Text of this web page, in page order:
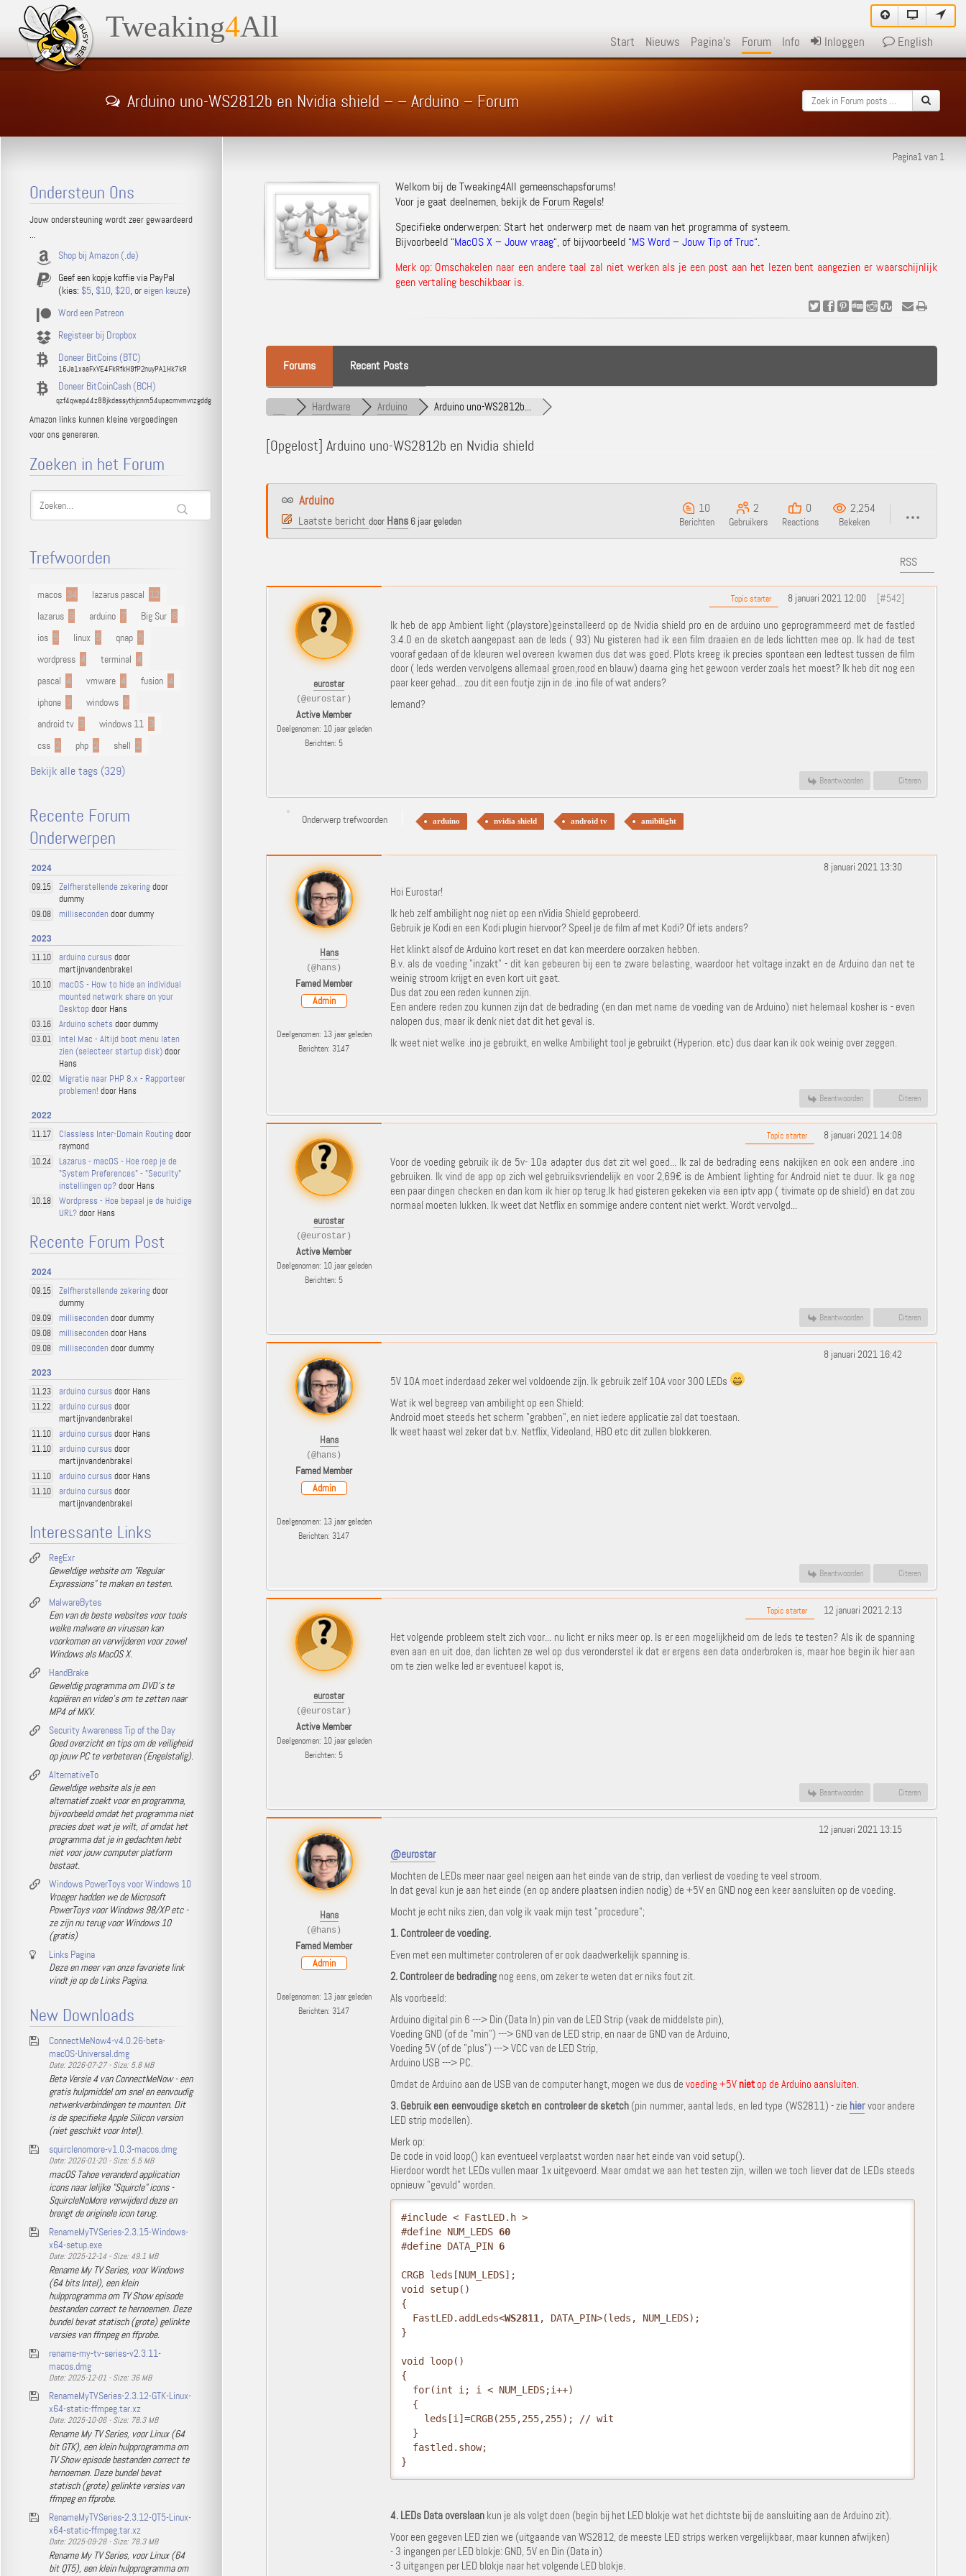
Tweaking4All Start Nieuws Pagina's Forum Info Inloggen English
Arduino uno-WS2812b en Nvidia shield – – Arduino – Forum
Pagina1 van 1
Welkom bij de Tweaking4All gemeenschapsforums!
Voor je gaat deelnemen, bekijk de Forum Regels!
Specifieke onderwerpen: Start het onderwerp met de naam van het programma of systeem.
Bijvoorbeeld “MacOS X – Jouw vraag“, of bijvoorbeeld “MS Word – Jouw Tip of Truc“.
Merk op: Omschakelen naar een andere taal zal niet werken als je een post aan het lezen bent aangezien er waarschijnlijk
geen vertaling beschikbaar is.
Forums Recent Posts
Hardware Arduino Arduino uno-WS2812b...
[Opgelost] Arduino uno-WS2812b en Nvidia shield
Arduino
Laatste bericht door Hans 6 jaar geleden
10
Berichten
2
Gebruikers
0
Reactions
2,254
Bekeken
RSS
eurostar
(@eurostar)
Active Member
Deelgenomen: 10 jaar geleden
Berichten: 5
Topic starter 8 januari 2021 12:00 [#542]
Ik heb de app Ambient light (playstore)geinstalleerd op de Nvidia shield pro en de arduino uno geprogrammeerd met de fastled
3.4.0 en de sketch aangepast aan de leds ( 93) Nu gisteren had ik een film draaien en de leds lichtten mee op. Ik had de test
vooraf gedaan of de kleuren wel overeen kwamen dus dat was goed. Plots kreeg ik precies spontaan een ledtest tussen de film
door ( leds werden vervolgens allemaal groen,rood en blauw) daarna ging het gewoon verder zoals het moest? Ik heb dit nog een
paar keer gehad... zou dit een foutje zijn in de .ino file of wat anders?
Iemand?
Beantwoorden Citeren
Onderwerp trefwoorden arduino nvidia shield android tv amibilight
Hans
(@hans)
Famed Member
Admin
Deelgenomen: 13 jaar geleden
Berichten: 3147
8 januari 2021 13:30
Hoi Eurostar!
Ik heb zelf ambilight nog niet op een nVidia Shield geprobeerd.
Gebruik je Kodi en een Kodi plugin hiervoor? Speel je de film af met Kodi? Of iets anders?
Het klinkt alsof de Arduino kort reset en dat kan meerdere oorzaken hebben.
B.v. als de voeding "inzakt" - dit kan gebeuren bij een te zware belasting, waardoor het voltage inzakt en de Arduino dan net te
weinig stroom krijgt en even kort uit gaat.
Dus dat zou een reden kunnen zijn.
Een andere reden zou kunnen zijn dat de bedrading (en dan met name de voeding van de Arduino) niet helemaal kosher is - even
nalopen dus, maar ik denk niet dat dit het geval is.
Ik weet niet welke .ino je gebruikt, en welke Ambilight tool je gebruikt (Hyperion. etc) dus daar kan ik ook weinig over zeggen.
Beantwoorden Citeren
eurostar
(@eurostar)
Active Member
Deelgenomen: 10 jaar geleden
Berichten: 5
Topic starter 8 januari 2021 14:08
Voor de voeding gebruik ik de 5v- 10a adapter dus dat zit wel goed... Ik zal de bedrading eens nakijken en ook een andere .ino
gebruiken. Ik vind de app op zich wel gebruiksvriendelijk en voor 2,69€ is de Ambient lighting for Android niet te duur. Ik ga nog
een paar dingen checken en dan kom ik hier op terug.Ik had gisteren gekeken via een iptv app ( tivimate op de shield) en dat zou
normaal moeten lukken. Ik weet dat Netflix en sommige andere content niet werkt. Wordt vervolgd...
Beantwoorden Citeren
Hans
(@hans)
Famed Member
Admin
Deelgenomen: 13 jaar geleden
Berichten: 3147
8 januari 2021 16:42
5V 10A moet inderdaad zeker wel voldoende zijn. Ik gebruik zelf 10A voor 300 LEDs
Wat ik wel begreep van ambilight op een Shield:
Android moet steeds het scherm "grabben", en niet iedere applicatie zal dat toestaan.
Ik weet haast wel zeker dat b.v. Netflix, Videoland, HBO etc dit zullen blokkeren.
Beantwoorden Citeren
eurostar
(@eurostar)
Active Member
Deelgenomen: 10 jaar geleden
Berichten: 5
Topic starter 12 januari 2021 2:13
Het volgende probleem stelt zich voor... nu licht er niks meer op. Is er een mogelijkheid om de leds te testen? Als ik de spanning
even aan en uit doe, dan lichten ze wel op dus veronderstel ik dat er ergens een data onderbroken is, maar hoe begin ik hier aan
om te zien welke led er eventueel kapot is,
Beantwoorden Citeren
Hans
(@hans)
Famed Member
Admin
Deelgenomen: 13 jaar geleden
Berichten: 3147
12 januari 2021 13:15
@eurostar
Mochten de LEDs meer naar geel neigen aan het einde van de strip, dan verliest de voeding te veel stroom.
In dat geval kun je aan het einde (en op andere plaatsen indien nodig) de +5V en GND nog een keer aansluiten op de voeding.
Mocht je echt niks zien, dan volg ik vaak mijn test "procedure";
1. Controleer de voeding.
Even met een multimeter controleren of er ook daadwerkelijk spanning is.
2. Controleer de bedradingnog eens, om zeker te weten dat er niks fout zit.
Als voorbeeld:
Arduino digital pin 6 ---> Din (Data In) pin van de LED Strip (vaak de middelste pin),
Voeding GND (of de "min") ---> GND van de LED strip, en naar de GND van de Arduino,
Voeding 5V (of de "plus") ---> VCC van de LED Strip,
Arduino USB ---> PC.
Omdat de Arduino aan de USB van de computer hangt, mogen we dus de voeding +5V nietop de Arduino aansluiten.
3. Gebruik een eenvoudige sketch en controleer de sketch (pin nummer, aantal leds, en led type (WS2811) - zie hiervoor andere
LED strip modellen).
Merk op:
De code in void loop() kan eventueel verplaatst worden naar het einde van void setup().
Hierdoor wordt het LEDs vullen maar 1x uitgevoerd. Maar omdat we aan het testen zijn, willen we toch liever dat de LEDs steeds
opnieuw "gevuld" worden.
#include < FastLED.h >
#define NUM_LEDS 60
#define DATA_PIN 6
CRGB leds[NUM_LEDS];
void setup()
{
  FastLED.addLeds<
WS2811 , DATA_PIN>(leds, NUM_LEDS);
}
void loop()
{
  for(int i; i < NUM_LEDS;i++)
  {
    leds[i]=CRGB(255,255,255); // wit
  }
  fastled.show;
}
4. LEDs Data overslaankun je als volgt doen (begin bij het LED blokje wat het dichtste bij de aansluiting aan de Arduino zit).
Voor een gegeven LED zien we (uitgaande van WS2812, de meeste LED strips werken vergelijkbaar, maar kunnen afwijken)
- 3 ingangen per LED blokje: GND, 5V en Din (Data in)
- 3 uitgangen per LED blokje naar het volgende LED blokje.
Ondersteun Ons
Jouw ondersteuning wordt zeer gewaardeerd
...
Shop bij Amazon (.de)
Geef een kopje koffie via PayPal
(kies: $5, $10, $20, or eigen keuze)
Word een Patreon
Registeer bij Dropbox
Doneer BitCoins (BTC)
16Ja1xaaFxVE4FkRfkH9fP2nuyPA1Hk7kR
Doneer BitCoinCash (BCH)
qzf4qwap44z88jkdassythjcnm54upacmvmvnzgddg
Amazon links kunnen kleine vergoedingen
voor ons genereren.
Zoeken in het Forum
Trefwoorden
macos 34 lazarus pascal 12
lazarus 9 arduino 7 Big Sur 6
ios 5 linux 5 qnap 5
wordpress 4 terminal 4
pascal 4 vmware 4 fusion 4
iphone 3 windows 3
android tv 3 windows 11 3
css 2 php 2 shell 2
Bekijk alle tags (329)
Recente Forum
Onderwerpen
2024
09.15 Zelfherstellende zekeringdoor
dummy
09.08 milliseconden door dummy
2023
11.10 arduino cursus door
martijnvandenbrakel
10.10
macOS - How to hide an individual
mounted network share on your
Desktop door Hans
03.16 Arduino schets door dummy
03.01
Intel Mac - Altijd boot menu laten
zien (selecteer startup disk)door
Hans
02.02
Migratie naar PHP 8.x - Rapporteer
problemen! door Hans
2022
11.17 Classless Inter-Domain Routingdoor
raymond
10.24
Lazarus - macOS - Hoe roep je de
"System Preferences" - "Security"
instellingen op?door Hans
10.18
Wordpress - Hoe bepaal je de huidige
URL?door Hans
Recente Forum Post
2024
09.15 Zelfherstellende zekeringdoor
dummy
09.09 milliseconden door dummy
09.08 milliseconden door Hans
09.08 milliseconden door dummy
2023
11.23 arduino cursus door Hans
11.22 arduino cursus door
martijnvandenbrakel
11.10 arduino cursus door Hans
11.10 arduino cursus door
martijnvandenbrakel
11.10 arduino cursus door Hans
11.10 arduino cursus door
martijnvandenbrakel
Interessante Links
RegExr
Geweldige website om "Regular
Expressions" te maken en testen.
MalwareBytes
Een van de beste websites voor tools
welke malware en virussen kan
voorkomen en verwijderen voor zowel
Windows als MacOS X.
HandBrake
Geweldig programma om DVD's te
kopiëren en video's om te zetten naar
MP4 of MKV.
Security Awareness Tip of the Day
Goed overzicht en tips om de veiligheid
op jouw PC te verbeteren (Engelstalig).
AlternativeTo
Geweldige website als je een
alternatief zoekt voor en programma,
bijvoorbeeld omdat het programma niet
precies doet wat je wilt, of omdat het
programma dat je in gedachten hebt
niet voor jouw computer platform
bestaat.
Windows PowerToys voor Windows 10
Vroeger hadden we de Microsoft
PowerToys voor Windows 98/XP etc -
ze zijn nu terug voor Windows 10
(gratis)
Links Pagina
Deze en meer van onze favoriete link
vindt je op de Links Pagina.
New Downloads
ConnectMeNow4-v4.0.26-beta-
macOS-Universal.dmg
Date: 2026-07-27 - Size: 5.8 MB
Beta Versie 4 van ConnectMeNow - een
gratis hulpmiddel om snel en eenvoudig
netwerkverbindingen te mounten. Dit
is de specifieke Apple Silicon version
(niet geschikt voor Intel).
squirclenomore-v1.0.3-macos.dmg
Date: 2026-01-20 - Size: 5.5 MB
macOS Tahoe veranderd application
icons naar lelijke "Squircle" icons -
SquircleNoMore verwijderd deze en
brengt de originele icon terug.
RenameMyTVSeries-2.3.15-Windows-
x64-setup.exe
Date: 2025-12-14 - Size: 49.1 MB
Rename My TV Series, voor Windows
(64 bits Intel), een klein
hulpprogramma om TV Show episode
bestanden correct te hernoemen. Deze
bundel bevat statisch (grote) gelinkte
versies van ffmpeg en ffprobe.
rename-my-tv-series-v2.3.11-
macos.dmg
Date: 2025-12-01 - Size: 36 MB
RenameMyTVSeries-2.3.12-GTK-Linux-
x64-static-ffmpeg.tar.xz
Date: 2025-10-06 - Size: 78.3 MB
Rename My TV Series, voor Linux (64
bit GTK), een klein hulpprogramma om
TV Show episode bestanden correct te
hernoemen. Deze bundel bevat
statisch (grote) gelinkte versies van
ffmpeg en ffprobe.
RenameMyTVSeries-2.3.12-QT5-Linux-
x64-static-ffmpeg.tar.xz
Date: 2025-09-28 - Size: 78.3 MB
Rename My TV Series, voor Linux (64
bit QT5), een klein hulpprogramma om